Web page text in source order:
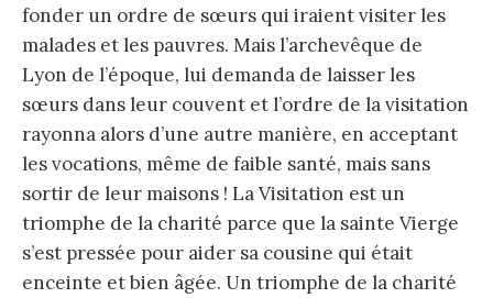
fonder un ordre de sœurs qui iraient visiter les
malades et les pauvres. Mais l’archevêque de
Lyon de l’époque, lui demanda de laisser les
sœurs dans leur couvent et l’ordre de la visitation
rayonna alors d’une autre manière, en acceptant
les vocations, même de faible santé, mais sans
sortir de leur maisons ! La Visitation est un
triomphe de la charité parce que la sainte Vierge
s’est pressée pour aider sa cousine qui était
enceinte et bien âgée. Un triomphe de la charité